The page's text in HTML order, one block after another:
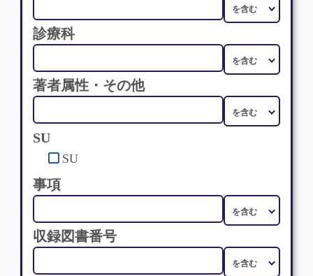
診療科
著者属性・その他
SU
SU
事項
収録図書番号